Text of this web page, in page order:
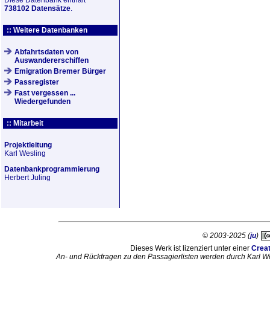
738102 Datensätze.
:: Weitere Datenbanken
Abfahrtsdaten von
Auswandererschiffen
Emigration Bremer Bürger
Passregister
Fast vergessen ...
Wiedergefunden
:: Mitarbeit
Projektleitung
Karl Wesling
Datenbankprogrammierung
Herbert Juling
© 2003-2025 (ju)
Dieses Werk ist lizenziert unter einer
An- und Rückfragen zu den Passagierlisten werden durch Karl